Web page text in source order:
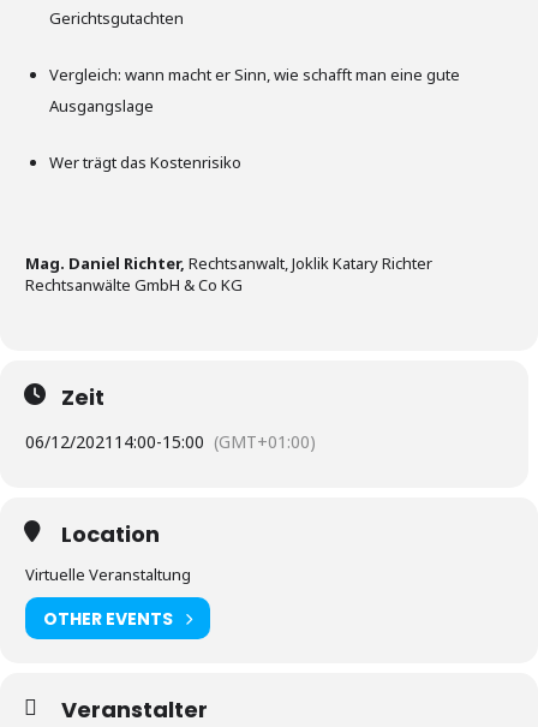
Gerichtsgutachten
Vergleich: wann macht er Sinn, wie schafft man eine gute
Ausgangslage
Wer trägt das Kostenrisiko
Mag. Daniel Richter, Rechtsanwalt, Joklik Katary Richter
Rechtsanwälte GmbH & Co KG
Zeit
06/12/2021 14:00-15:00 (GMT+01:00)
Location
Virtuelle Veranstaltung
OTHER EVENTS
Veranstalter